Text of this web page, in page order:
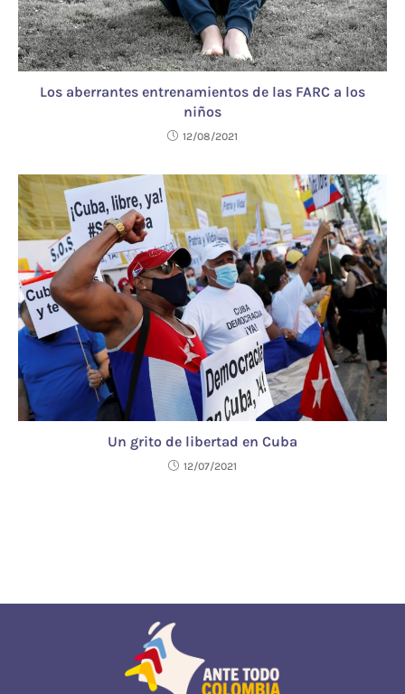
Los aberrantes entrenamientos de las FARC a los
niños
12/08/2021
Un grito de libertad en Cuba
12/07/2021